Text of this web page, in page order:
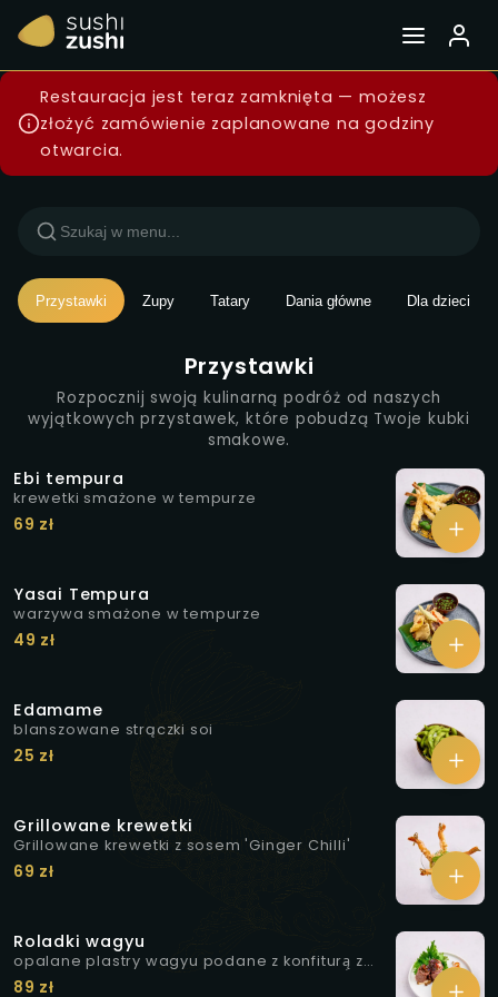
Menu — Sushi Zushi
Restauracja jest teraz zamknięta — możesz
złożyć zamówienie zaplanowane na godziny
otwarcia.
Przystawki Zupy Tatary Dania główne Dla dzieci
Przystawki
Rozpocznij swoją kulinarną podróż od naszych
wyjątkowych przystawek, które pobudzą Twoje kubki
smakowe.
Ebi tempura
krewetki smażone w tempurze
69 zł
Yasai Tempura
warzywa smażone w tempurze
49 zł
Edamame
blanszowane strączki soi
25 zł
Grillowane krewetki
Grillowane krewetki z sosem 'Ginger Chilli'
69 zł
Roladki wagyu
opalane plastry wagyu podane z konfiturą̨ z
białej cebuli i curry, marynowanymi grzybkami
89 zł